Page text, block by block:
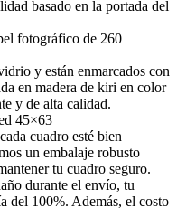
basado en la portada del
fotográfico de 260
y están enmarcados con
en madera de kiri en color
y de alta calidad.
45×63
cuadro esté bien
un embalaje robusto
tu cuadro seguro.
durante el envío, tu
del 100%. Además, el costo